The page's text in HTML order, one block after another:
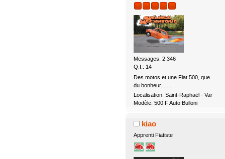
Messages: 2.346
Q.I.: 14
Des motos et une Fiat 500, que
du bonheur........
Localisation: Saint-Raphaël - Var
Modèle: 500 F Auto Bulloni
kiao
Apprenti Fiatiste